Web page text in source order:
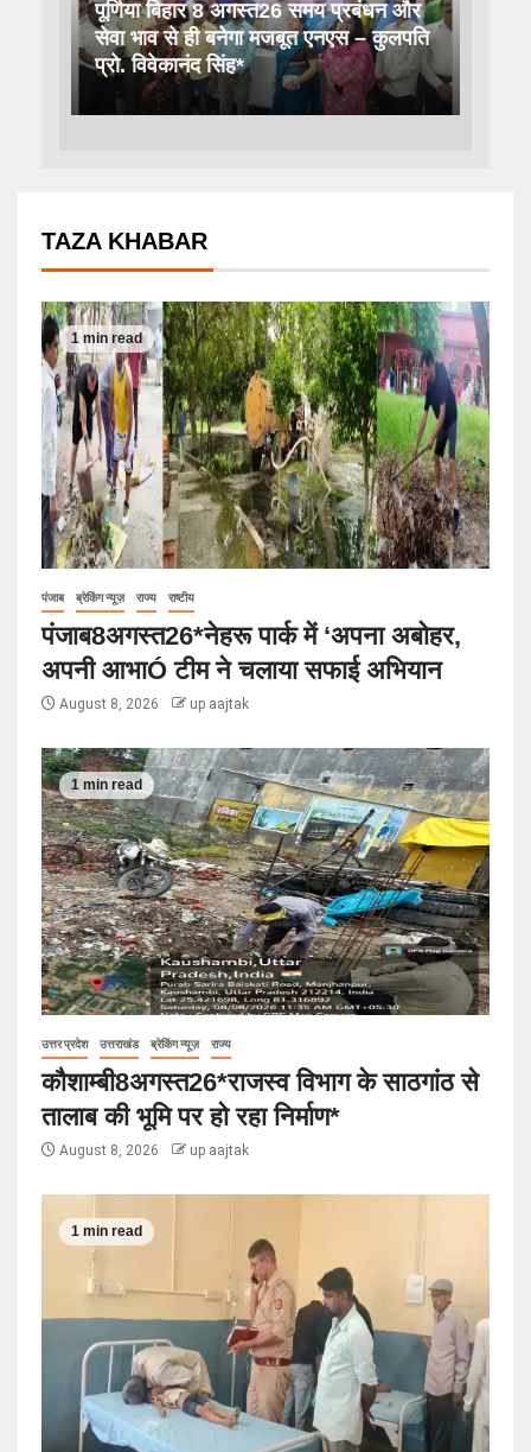
पूर्णिया बिहार 8 अगस्त26 समय प्रबंधन और
सेवा भाव से ही बनेगा मजबूत एनएस – कुलपति
प्रो. विवेकानंद सिंह*
TAZA KHABAR
1 min read
पंजाब ब्रेकिंग न्यूज़ राज्य राष्टीय
पंजाब8अगस्त26*नेहरू पार्क में ‘अपना अबोहर,
अपनी आभाÓ टीम ने चलाया सफाई अभियान
August 8, 2026 up aajtak
1 min read
उत्तर प्रदेश उत्तराखंड ब्रेकिंग न्यूज़ राज्य
कौशाम्बी8अगस्त26*राजस्व विभाग के साठगांठ से
तालाब की भूमि पर हो रहा निर्माण*
August 8, 2026 up aajtak
1 min read